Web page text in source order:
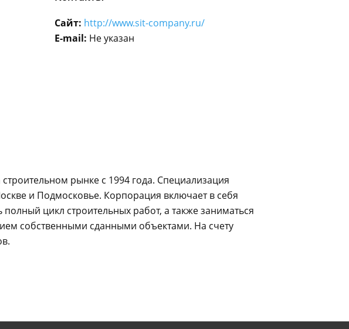
Сайт: http://www.sit-company.ru/
E-mail: Не указан
рынке с 1994 года. Специализация
и Подмосковье. Корпорация включает в себя
цикл строительных работ, а также заниматься
собственными сданными объектами. На счету